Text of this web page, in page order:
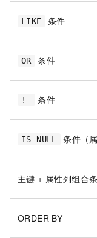
LIKE 条件
OR 条件
!= 条件
IS NULL 条件（
主键 + 属性列组合
ORDER BY